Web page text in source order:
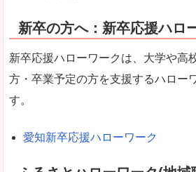
新卒の方へ：新卒応援ハロ
新卒応援ハローワークは、大学や高
方・卒業予定の方を支援するハロー
す。
愛知新卒応援ハローワーク